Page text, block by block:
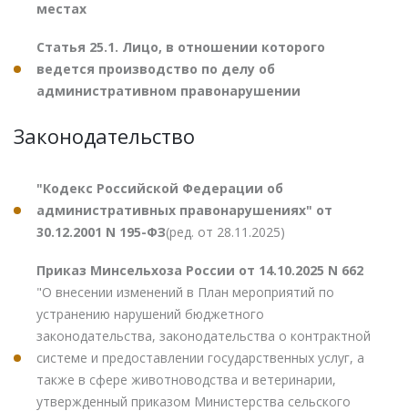
местах
Статья 25.1. Лицо, в отношении которого
ведется производство по делу об
административном правонарушении
Законодательство
"Кодекс Российской Федерации об
административных правонарушениях" от
30.12.2001 N 195-ФЗ(ред. от 28.11.2025)
Приказ Минсельхоза России от 14.10.2025 N 662
"О внесении изменений в План мероприятий по
устранению нарушений бюджетного
законодательства, законодательства о контрактной
системе и предоставлении государственных услуг, а
также в сфере животноводства и ветеринарии,
утвержденный приказом Министерства сельского